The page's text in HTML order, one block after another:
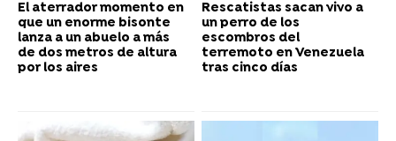
El aterrador momento en
que un enorme bisonte
lanza a un abuelo a más
de dos metros de altura
por los aires
Rescatistas sacan vivo a
un perro de los
escombros del
terremoto en Venezuela
tras cinco días